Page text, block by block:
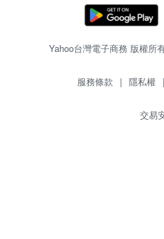
Yahoo台灣電子商務 版權所
服務條款 | 隱私權 |
交易